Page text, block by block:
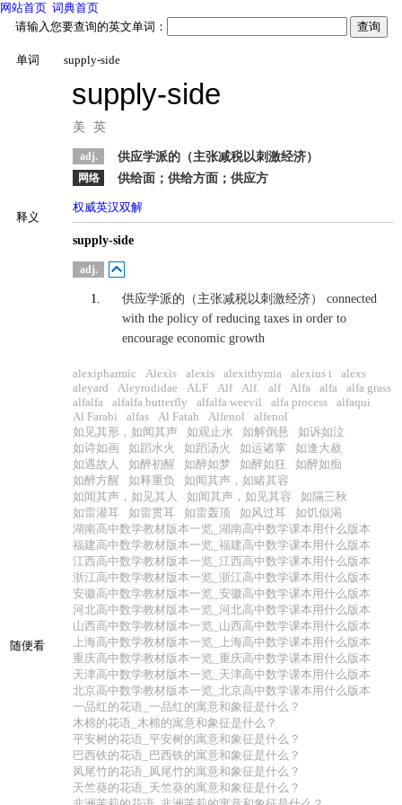
网站首页 词典首页
请输入您要查询的英文单词：
单词 supply-side
释义
supply-side
美 英
adj. 供应学派的（主张减税以刺激经济）
网络 供给面；供给方面；供应方
权威英汉双解
supply-side
adj.
1. 供应学派的（主张减税以刺激经济）
connected
with the policy of reducing taxes in order to
encourage economic growth
随便看
alexipharmic Alexis alexis alexithymia alexius i
alexs
aleyard
Aleyrodidae ALF Alf Alf. alf Alfa alfa
alfa grass
alfalfa
alfalfa butterfly alfalfa weevil alfa process
alfaqui
Al Farabi
alfas Al Fatah Alfenol
alfenol
如见其形，如闻其声
如观止水 如解倒悬
如诉如泣
如诗如画
如蹈水火 如蹈汤火 如运诸掌
如逢大赦
如遇故人
如醉初醒 如醉如梦 如醉如狂
如醉如痴
如醉方醒
如释重负
如闻其声，如睹其容
如闻其声，如见其人
如闻其声，如见其容
如隔三秋
如雷灌耳
如雷贯耳 如雷轰顶 如风过耳
如饥似渴
湖南高中数学教材版本一览_湖南高中数学课本用什么版本
福建高中数学教材版本一览_福建高中数学课本用什么版本
江西高中数学教材版本一览_江西高中数学课本用什么版本
浙江高中数学教材版本一览_浙江高中数学课本用什么版本
安徽高中数学教材版本一览_安徽高中数学课本用什么版本
河北高中数学教材版本一览_河北高中数学课本用什么版本
山西高中数学教材版本一览_山西高中数学课本用什么版本
上海高中数学教材版本一览_上海高中数学课本用什么版本
重庆高中数学教材版本一览_重庆高中数学课本用什么版本
天津高中数学教材版本一览_天津高中数学课本用什么版本
北京高中数学教材版本一览_北京高中数学课本用什么版本
一品红的花语_一品红的寓意和象征是什么？
木棉的花语_木棉的寓意和象征是什么？
平安树的花语_平安树的寓意和象征是什么？
巴西铁的花语_巴西铁的寓意和象征是什么？
凤尾竹的花语_凤尾竹的寓意和象征是什么？
天竺葵的花语_天竺葵的寓意和象征是什么？